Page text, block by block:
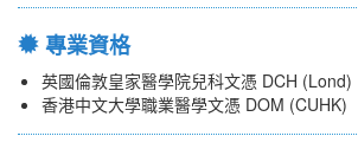
專業資格
英國倫敦皇家醫學院兒科文憑 DCH (Lond)
香港中文大學職業醫學文憑 DOM (CUHK)